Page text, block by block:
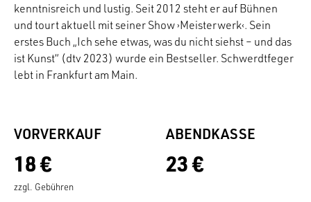
kenntnisreich und lustig. Seit 2012 steht er auf Bühnen
und tourt aktuell mit seiner Show ›Meisterwerk‹. Sein
erstes Buch „Ich sehe etwas, was du nicht siehst – und das
ist Kunst“ (dtv 2023) wurde ein Bestseller. Schwerdtfeger
lebt in Frankfurt am Main.
VORVERKAUF
18 €
zzgl. Gebühren
ABENDKASSE
23 €